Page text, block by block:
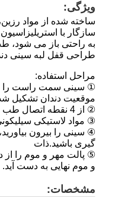
ویژگی:
ساخته شده از مواد
سازگار با استریلیزاسیون سرد
به راحتی باز می شود، طب سوزنی تلفن همراه 4 شاخه دندان
طراحی قفل لبه سینی
مراحل استفاده:
موقعیت دندان تشکیل
② از 4 نقطه اتصال طب سوزنی دندان به دندان ها برای به دست آوردن پالت مهر و موم مورد نیاز استفاده کنید.
③ مواد لاستیکی
④ سینی را بیرون
گیری باشید.ذات
⑤ پالت مهر و موم را از
و موم نهایی به دست آید.
مشخصات: